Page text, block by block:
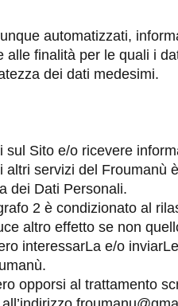
automatizzati,
finalità per le quali i
dei dati medesimi.
Sito e/o ricevere
servizi del Froumanù
dei Dati Personali.
2 è condizionato al
altro effetto se non
interessarLa e/o
opporsi al trattamento